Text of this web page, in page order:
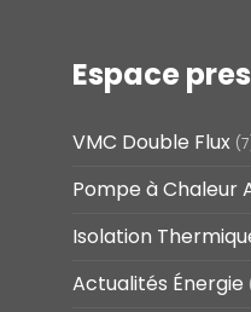
Espace
VMC Double Flux
Pompe à Chaleur
Isolation
Actualités Énergie